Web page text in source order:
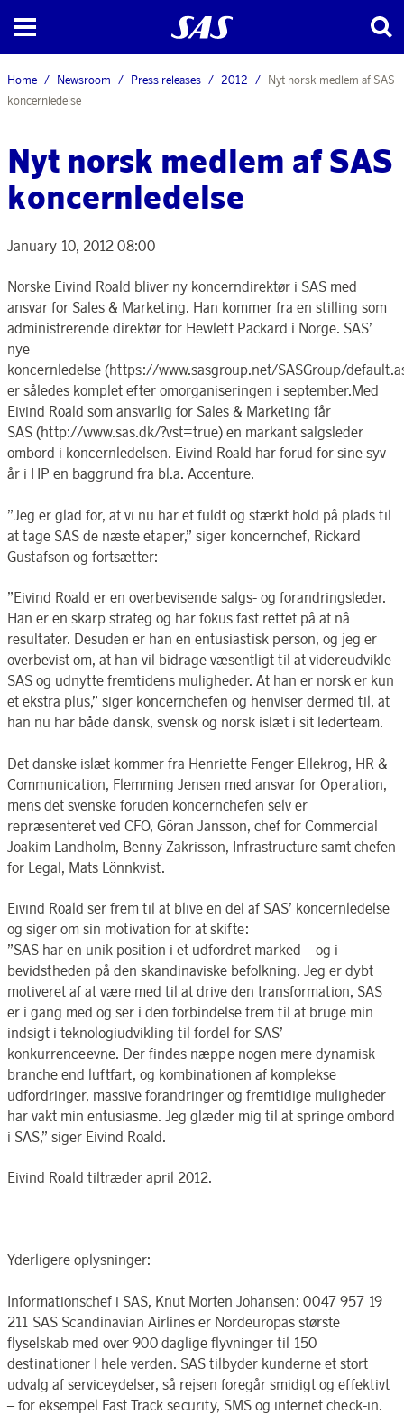
Home Newsroom Press releases 2012
Nyt norsk medlem af SAS
koncernledelse
Nyt norsk medlem af SAS
koncernledelse
January 10, 2012 08:00
Norske Eivind Roald bliver ny koncerndirektør i SAS med
ansvar for Sales & Marketing. Han kommer fra en stilling som
administrerende direktør for Hewlett Packard i Norge. SAS’
nye
koncernledelse (https://www.sasgroup.net/SASGroup/
er således komplet efter omorganiseringen i september.Med
Eivind Roald som ansvarlig for Sales & Marketing får
SAS (http://www.sas.dk/?vst=true) en markant salgsleder
ombord i koncernledelsen. Eivind Roald har forud for sine syv
år i HP en baggrund fra bl.a. Accenture.
”Jeg er glad for, at vi nu har et fuldt og stærkt hold på plads til
at tage SAS de næste etaper,” siger koncernchef, Rickard
Gustafson og fortsætter:
”Eivind Roald er en overbevisende salgs- og forandringsleder.
Han er en skarp strateg og har fokus fast rettet på at nå
resultater. Desuden er han en entusiastisk person, og jeg er
overbevist om, at han vil bidrage væsentligt til at videreudvikle
SAS og udnytte fremtidens muligheder. At han er norsk er kun
et ekstra plus,” siger koncernchefen og henviser dermed til, at
han nu har både dansk, svensk og norsk islæt i sit lederteam.
Det danske islæt kommer fra Henriette Fenger Ellekrog, HR &
Communication, Flemming Jensen med ansvar for Operation,
mens det svenske foruden koncernchefen selv er
repræsenteret ved CFO, Göran Jansson, chef for Commercial
Joakim Landholm, Benny Zakrisson, Infrastructure samt chefen
for Legal, Mats Lönnkvist.
Eivind Roald ser frem til at blive en del af SAS’ koncernledelse
og siger om sin motivation for at skifte:
”SAS har en unik position i et udfordret marked – og i
bevidstheden på den skandinaviske befolkning. Jeg er dybt
motiveret af at være med til at drive den transformation, SAS
er i gang med og ser i den forbindelse frem til at bruge min
indsigt i teknologiudvikling til fordel for SAS’
konkurrenceevne. Der findes næppe nogen mere dynamisk
branche end luftfart, og kombinationen af komplekse
udfordringer, massive forandringer og fremtidige muligheder
har vakt min entusiasme. Jeg glæder mig til at springe ombord
i SAS,” siger Eivind Roald.
Eivind Roald tiltræder april 2012.
Yderligere oplysninger:
Informationschef i SAS, Knut Morten Johansen: 0047 957 19
211 SAS Scandinavian Airlines er Nordeuropas største
flyselskab med over 900 daglige flyvninger til 150
destinationer I hele verden. SAS tilbyder kunderne et stort
udvalg af serviceydelser, så rejsen foregår smidigt og effektivt
– for eksempel Fast Track security, SMS og internet check-in.